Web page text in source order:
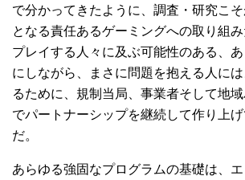
で分かってきたように、調査・研究こ
となる責任あるゲーミングへの取り組
プレイする人々に及ぶ可能性のある、
にしながら、まさに問題を抱える人に
るために、規制当局、事業者そして地
でパートナーシップを継続して作り上
だ。
あらゆる強固なプログラムの基礎は、